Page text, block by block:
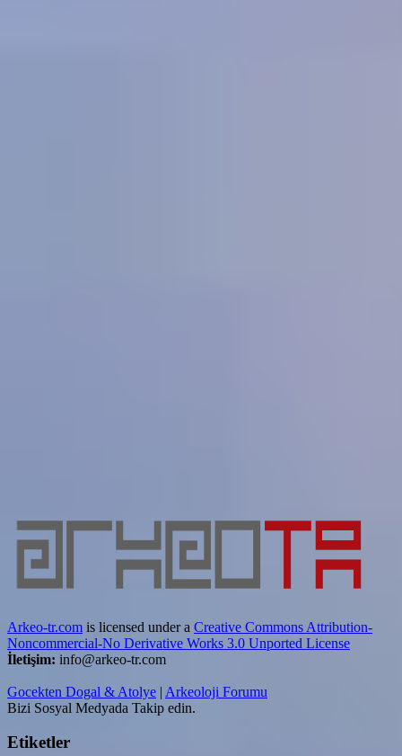
Arkeo-tr.com is licensed under a Creative Commons Attribution-
Noncommercial-No Derivative Works 3.0 Unported License
İletişim: info@arkeo-tr.com
Gocekten Dogal & Atolye | Arkeoloji Forumu
Bizi Sosyal Medyada Takip edin.
Etiketler